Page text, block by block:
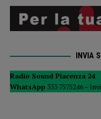
INVIA
Radio Sound Piacenza 24
WhatsApp 333 7575246 –